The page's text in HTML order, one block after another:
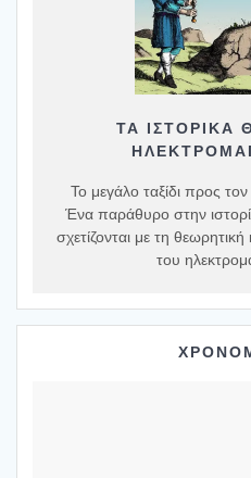
ΤΑ ΙΣΤΟΡΙΚΆ
Το μεγάλο ταξίδι προς
Ένα παράθυρο στην
σχετίζονται με τη
του